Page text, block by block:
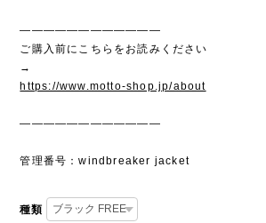
————————————
ご購入前にこちらをお読みください
→
https://www.motto-shop.jp/about
————————————
管理番号：windbreaker jacket
種類